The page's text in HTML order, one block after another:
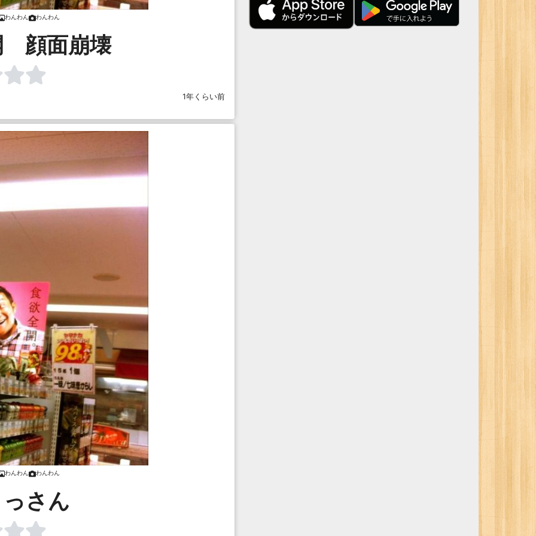
わんわん わんわん
顔面崩壊
1年くらい前
わんわん わんわん
さん